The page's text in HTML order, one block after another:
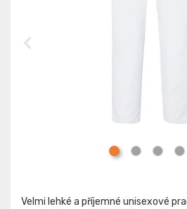
Velmi lehké a příjemné unisexové